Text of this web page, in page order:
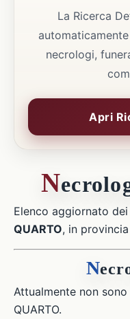
La Ricerca
necrologi,
Apri
N
Elenco aggiornato
QUARTO, in
N
Attualmente non
QUARTO.